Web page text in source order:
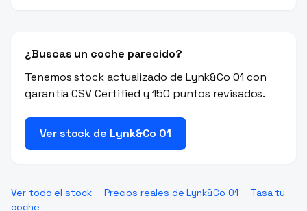
¿Buscas un coche parecido?
Tenemos stock actualizado de Lynk&Co 01 con
garantía CSV Certified y 150 puntos revisados.
Ver stock de Lynk&Co 01
Ver todo el stock Precios reales de Lynk&Co 01
Tasa tu
coche